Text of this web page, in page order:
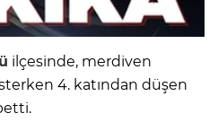
ilçesinde, merdiven
4. katından düşen